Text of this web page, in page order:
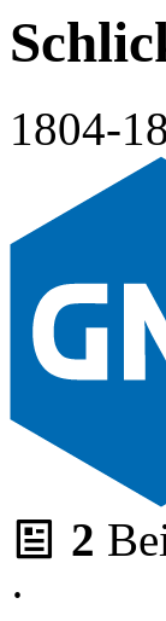
1804-
2
·